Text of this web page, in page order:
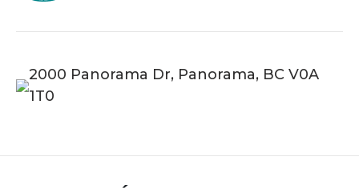
2000 Panorama Dr, Panorama, BC V0A
1T0